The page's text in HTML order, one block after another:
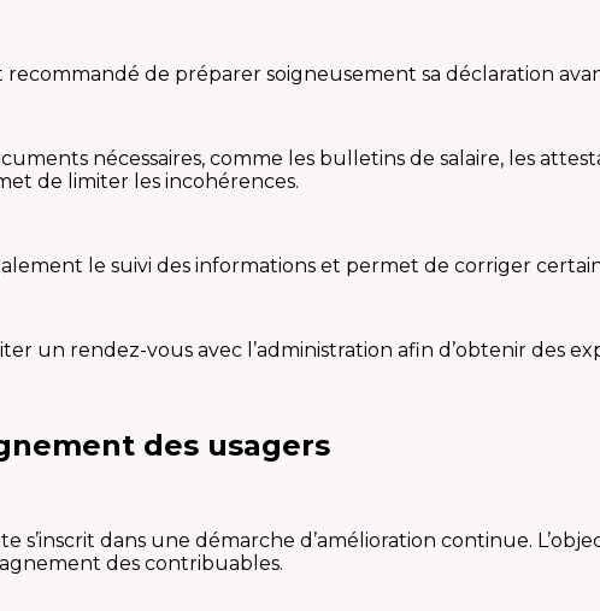
recommandé de préparer soigneusement sa déclaration
nécessaires, comme les bulletins de salaire, les
de limiter les incohérences.
le suivi des informations et permet de corriger
un rendez-vous avec l’administration afin d’obtenir des
des usagers
s’inscrit dans une démarche d’amélioration continue.
des contribuables.